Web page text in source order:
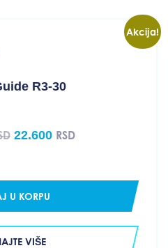
Akcija!
R3-30
Original
30.100 RSD.
22.600 RSDCurrent
22.600 RSD.
U KORPU
VIŠE